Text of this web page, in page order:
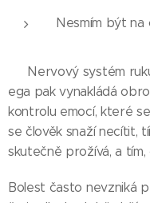
Nesmím být na
🌺 Nervový systém
ega pak vynakládá
kontrolu emocí, které
se člověk snaží necítit,
skutečně prožívá, a
Bolest často nevzniká